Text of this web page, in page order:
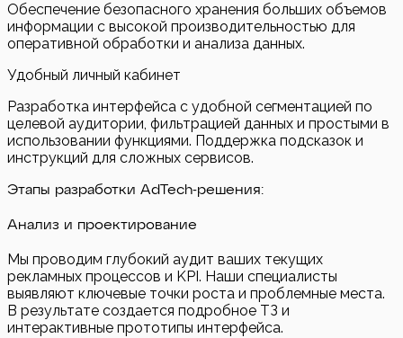
Обеспечение безопасного хранения больших объемов
информации с высокой производительностью для
оперативной обработки и анализа данных.
Удобный личный кабинет
Разработка интерфейса с удобной сегментацией по
целевой аудитории, фильтрацией данных и простыми в
использовании функциями. Поддержка подсказок и
инструкций для сложных сервисов.
Этапы разработки AdTech-решения:
Анализ и проектирование
Мы проводим глубокий аудит ваших текущих
рекламных процессов и KPI. Наши специалисты
выявляют ключевые точки роста и проблемные места.
В результате создается подробное ТЗ и
интерактивные прототипы интерфейса.